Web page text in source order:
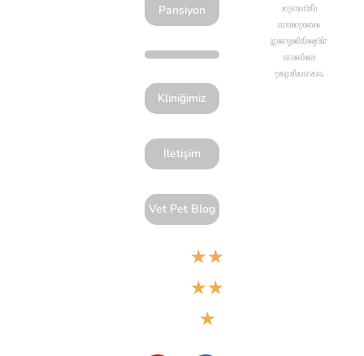
Pansiyon
Kliniğimiz
İletişim
Vet Pet Blog
★★
★★
★
ayrıntılı
muayene
gerçekleştir
meden
yapılamaz.